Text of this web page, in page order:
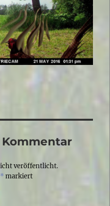
veröffentlicht.
* markiert